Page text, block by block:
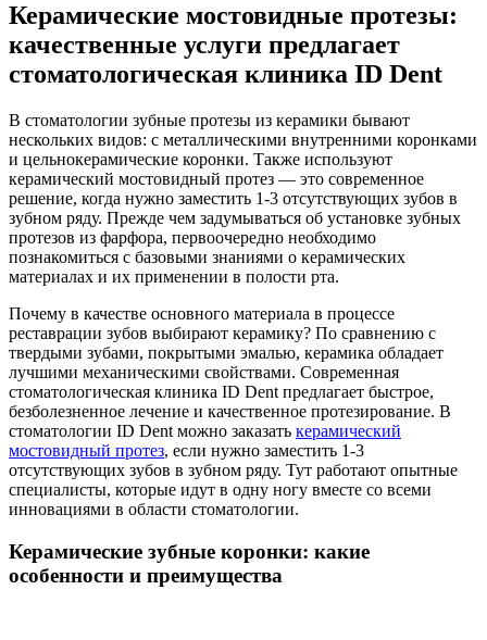
Керамические мостовидные протезы:
качественные услуги предлагает
стоматологическая клиника ID Dent
В стоматологии зубные протезы из керамики бывают
нескольких видов: с металлическими внутренними коронками
и цельнокерамические коронки. Также используют
керамический мостовидный протез — это современное
решение, когда нужно заместить 1-3 отсутствующих зубов в
зубном ряду. Прежде чем задумываться об установке зубных
протезов из фарфора, первоочередно необходимо
познакомиться с базовыми знаниями о керамических
материалах и их применении в полости рта.
Почему в качестве основного материала в процессе
реставрации зубов выбирают керамику? По сравнению с
твердыми зубами, покрытыми эмалью, керамика обладает
лучшими механическими свойствами. Современная
стоматологическая клиника ID Dent предлагает быстрое,
безболезненное лечение и качественное протезирование. В
стоматологии ID Dent можно заказать керамический
мостовидный протез, если нужно заместить 1-3
отсутствующих зубов в зубном ряду. Тут работают опытные
специалисты, которые идут в одну ногу вместе со всеми
инновациями в области стоматологии.
Керамические зубные коронки: какие
особенности и преимущества